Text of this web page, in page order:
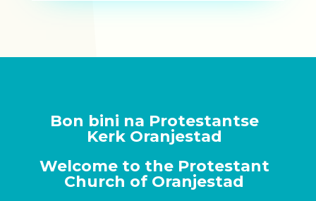
Bon bini na Protestantse
Kerk Oranjestad
Welcome to the Protestant
Church of Oranjestad